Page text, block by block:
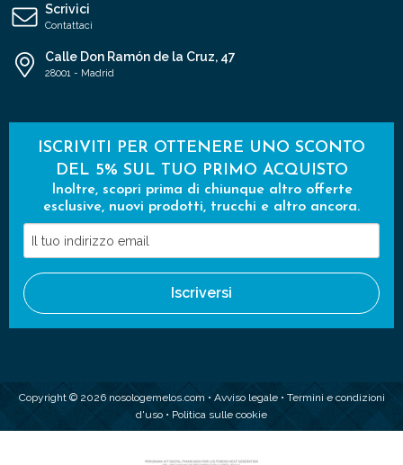
Scrivici
Contattaci
Calle Don Ramón de la Cruz, 47
28001 - Madrid
ISCRIVITI PER OTTENERE UNO SCONTO
DEL 5% SUL TUO PRIMO ACQUISTO
Inoltre, scopri prima di chiunque altro offerte
esclusive, nuovi prodotti, trucchi e altro ancora.
tuo
indirizzo
email
Iscriversi
Copyright © 2026 nosologemelos.com • Avviso legale• Termini e condizioni
d'uso • Politica sulle cookie